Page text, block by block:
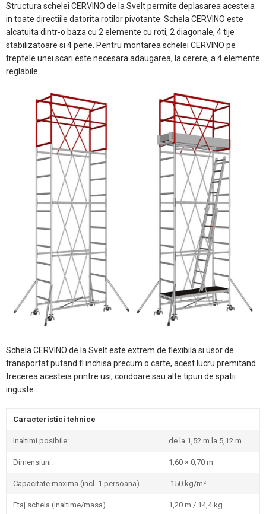
Structura schelei CERVINO de la Svelt permite deplasarea acesteia
in toate directiile datorita rotilor pivotante. Schela CERVINO este
alcatuita dintr-o baza cu 2 elemente cu roti, 2 diagonale, 4 tije
stabilizatoare si 4 pene. Pentru montarea schelei CERVINO pe
treptele unei scari este necesara adaugarea, la cerere, a 4 elemente
reglabile.
Schela CERVINO de la Svelt este extrem de flexibila si usor de
transportat putand fi inchisa precum o carte, acest lucru premitand
trecerea acesteia printre usi, coridoare sau alte tipuri de spatii
inguste.
Caracteristici tehnice
Inaltimi posibile: de la 1,52 m la 5,12 m
Dimensiuni: 1,60 × 0,70 m
Capacitate maxima (incl. 1 persoana) 150 kg/m²
Etaj schela (inaltime/masa) 1,20 m / 14,4 kg